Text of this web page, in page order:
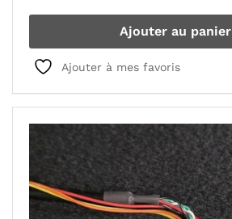
Ajouter au panier
Ajouter à mes favoris